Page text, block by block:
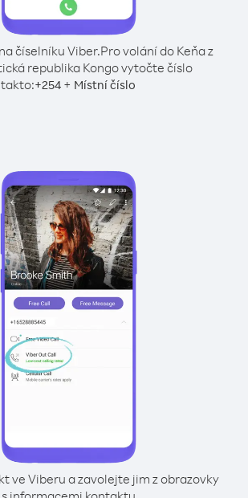
číselníku Viber.Pro volání do Keňa z
republika Kongo vytočte číslo
takto:+254 + Místní číslo
ve Viberu a zavolejte jim z obrazovky